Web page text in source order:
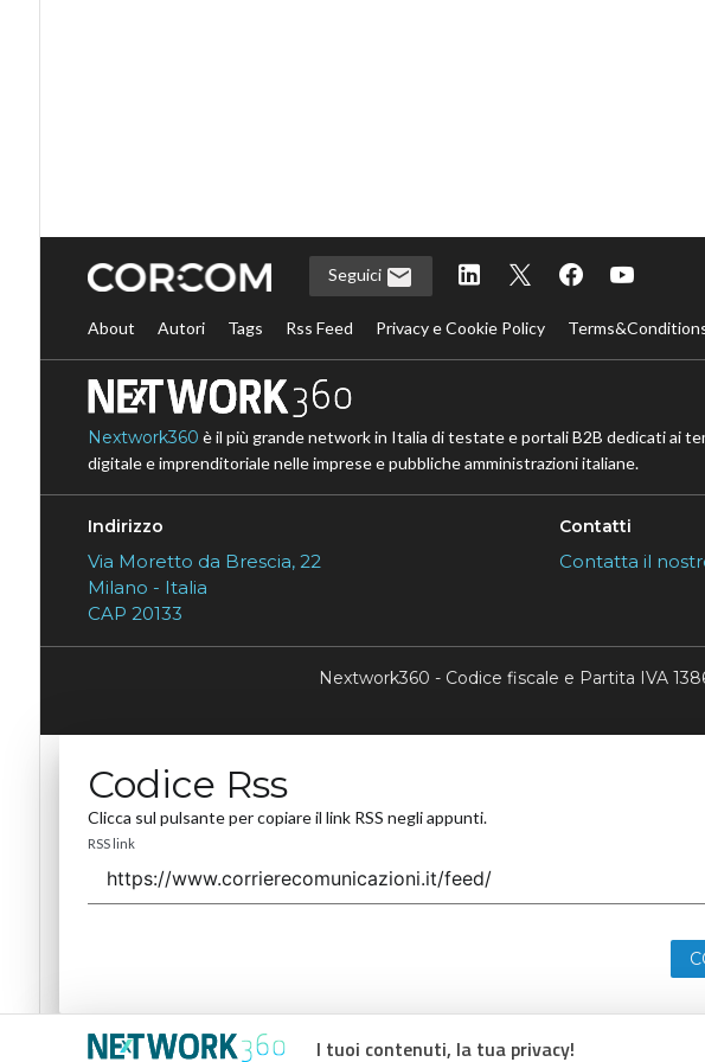
I tuoi contenuti, la tua privacy!
Seguici
About Autori Tags Rss Feed Privacy e Cookie Policy
Nextwork360 è il più grande network in Italia di testate e portali B2B dedicati ai
digitale e imprenditoriale nelle imprese e pubbliche amministrazioni italiane.
Indirizzo
Via Moretto da Brescia, 22
Milano - Italia
CAP 20133
Contatti
Contatta il
Nextwork360 - Codice fiscale e Partita IVA
Codice Rss
Clicca sul pulsante per copiare il link RSS negli appunti.
RSS link